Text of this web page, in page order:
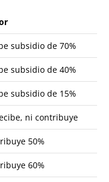
subsidio de 70%
subsidio de 40%
subsidio de 15%
ni contribuye
50%
60%